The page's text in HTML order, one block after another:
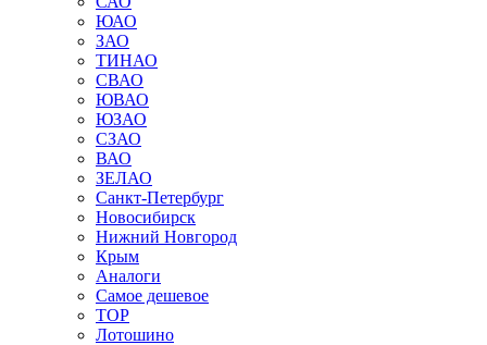
ЮАО
ЗАО
ТИНАО
СВАО
ЮВАО
ЮЗАО
СЗАО
ВАО
ЗЕЛАО
Санкт-Петербург
Новосибирск
Нижний Новгород
Крым
Аналоги
Самое дешевое
TOP
Лотошино